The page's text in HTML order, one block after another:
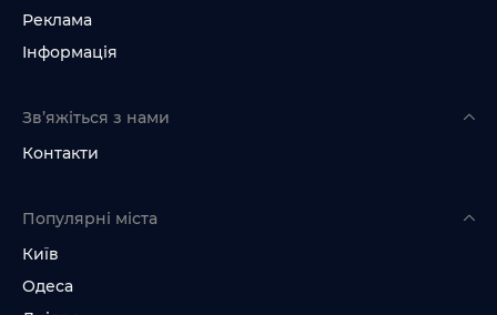
Реклама
Інформація
Зв’яжіться з нами
Контакти
Популярні міста
Київ
Одеса